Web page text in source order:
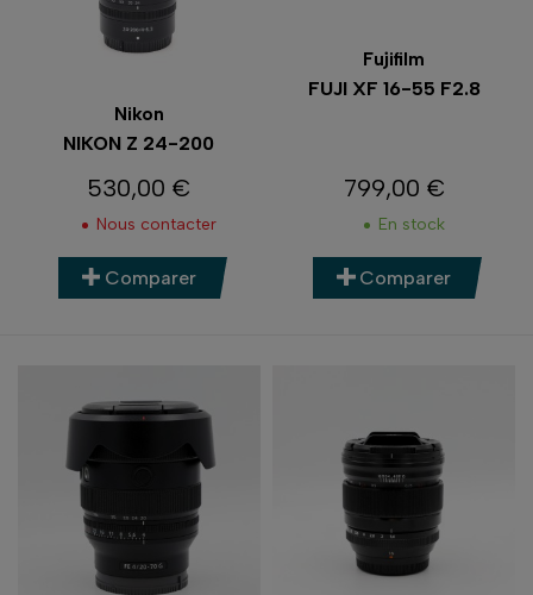
Nikon
NIKON Z 24-200
Prix
530,00 €
Nous contacter
Comparer
Fujifilm
FUJI XF 16-55 F2.8
Prix
799,00 €
En stock
Comparer